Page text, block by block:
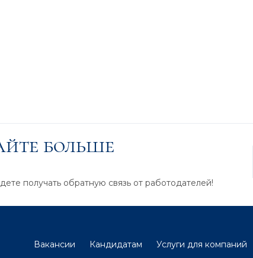
больше
получать обратную связь от работодателей!
Вакансии Кандидатам Услуги для компаний